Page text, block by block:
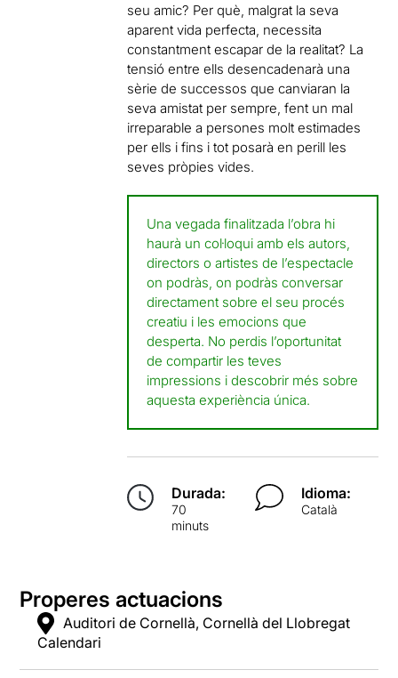
seu amic? Per què, malgrat la seva
aparent vida perfecta, necessita
constantment escapar de la realitat? La
tensió entre ells desencadenarà una
sèrie de successos que canviaran la
seva amistat per sempre, fent un mal
irreparable a persones molt estimades
per ells i fins i tot posarà en perill les
seves pròpies vides.
Una vegada finalitzada l’obra hi
haurà un col·loqui amb els autors,
directors o artistes de l’espectacle
on podràs, on podràs conversar
directament sobre el seu procés
creatiu i les emocions que
desperta. No perdis l’oportunitat
de compartir les teves
impressions i descobrir més sobre
aquesta experiència única.
Durada:
70
minuts
Idioma:
Català
Properes actuacions
Auditori de Cornellà, Cornellà del Llobregat
Calendari